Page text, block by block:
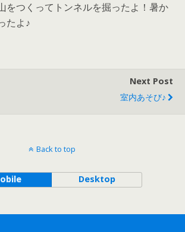
をつくってトンネルを掘ったよ！暑か
たよ♪
Next Post
室内あそび♪
Back to top
Desktop